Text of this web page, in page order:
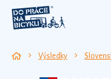
Výsledky